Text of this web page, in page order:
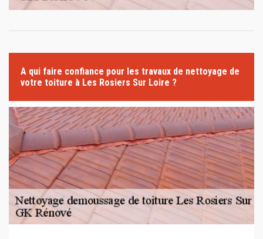
A qui faire confiance pour les travaux de nettoyage de
votre toiture à Les Rosiers Sur Loire ?